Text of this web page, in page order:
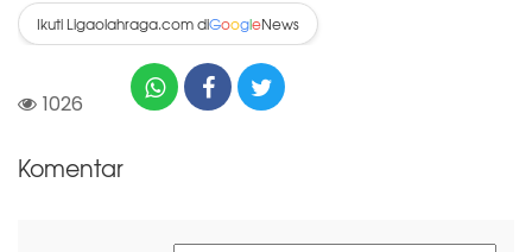
Ikuti Ligaolahraga.com diGoogleNews
1026
Komentar